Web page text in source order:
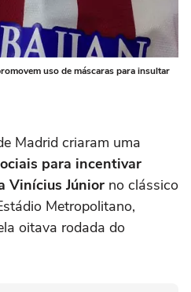
uso de máscaras para insultar
Madrid criaram uma
para incentivar
Vinícius Júnior no clássico
Metropolitano,
oitava rodada do